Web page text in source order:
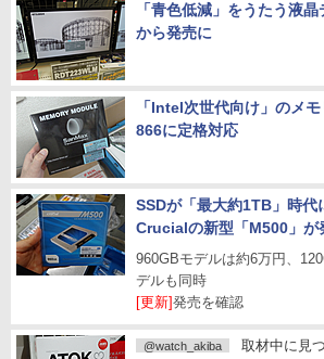
「青色低減」をうたう液
から発売に
「Intel次世代向け」のメ
866に定格対応
SSDが「最大約1TB」時代
Crucialの新型「M500」が
960GBモデルは約6万円、
デルも同時
[更新]発売を確認
@watch_akiba 取材中に見